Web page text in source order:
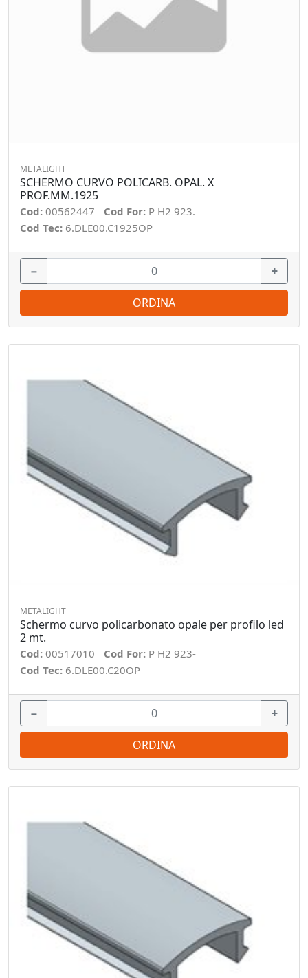
METALIGHT
SCHERMO CURVO POLICARB. OPAL. X
PROF.MM.1925
Cod: 00562447 Cod For: P H2 923.
Cod Tec: 6.DLE00.C1925OP
− +
ORDINA
METALIGHT
Schermo curvo policarbonato opale per profilo led
2 mt.
Cod: 00517010 Cod For: P H2 923-
Cod Tec: 6.DLE00.C20OP
− +
ORDINA